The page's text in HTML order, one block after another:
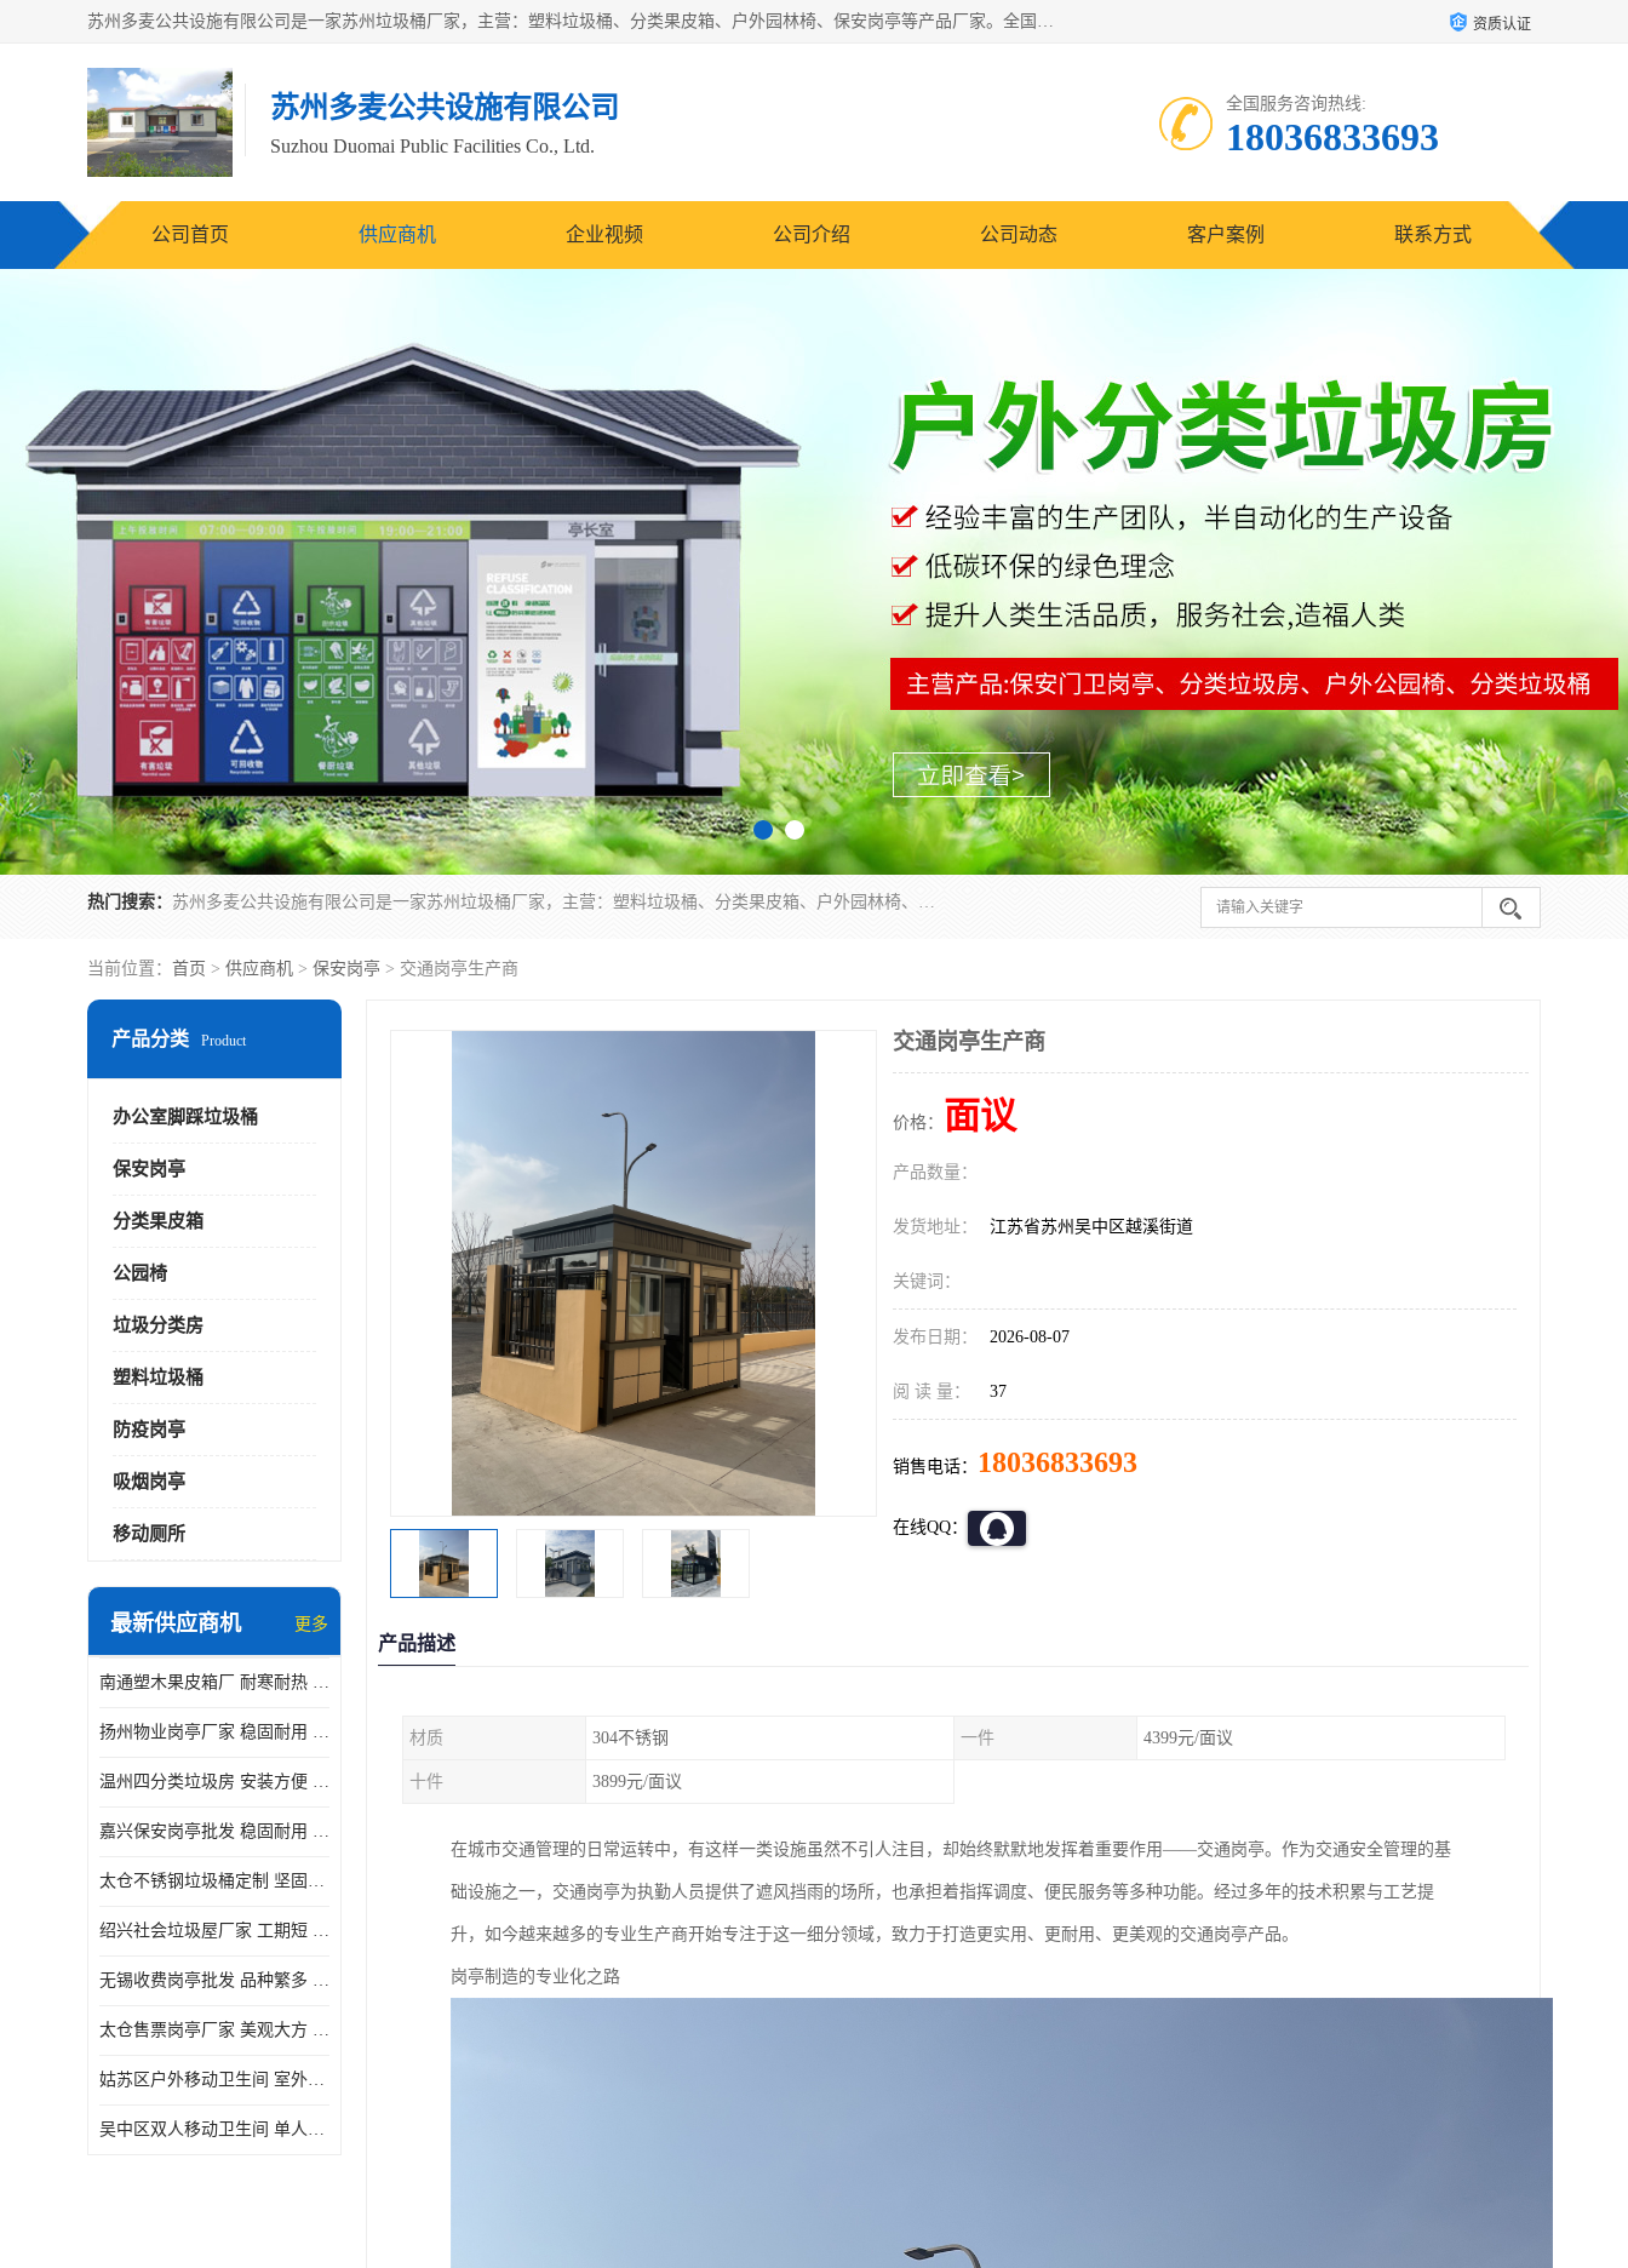
苏州多麦公共设施有限公司是一家苏州垃圾桶厂家，主营：塑料垃圾桶、分类果皮箱、户外园林椅、保安岗亭等产品厂家。全国统一热线电话：17105580222。公司组建完善的团队。设计人员，能根据客户要求，提供适合的设计方案，来满足客户的需求。 资质认证
苏州多麦公共设施有限公司
Suzhou Duomai Public Facilities Co., Ltd.
全国服务咨询热线:
18036833693
公司首页 供应商机 企业视频 公司介绍 公司动态 客户案例 联系方式
热门搜索： 苏州多麦公共设施有限公司是一家苏州垃圾桶厂家，主营：塑料垃圾桶、分类果皮箱、户外园林椅、保安岗亭等产品厂家。全国统一热线电话：17105580222。公司组建完善的团队。设计人员，能根据客户要求，提供适合的设计方案，来满足客户的需求。
当前位置： 首页 > 供应商机 > 保安岗亭 > 交通岗亭生产商
产品分类 Product
办公室脚踩垃圾桶
保安岗亭
分类果皮箱
公园椅
垃圾分类房
塑料垃圾桶
防疫岗亭
吸烟岗亭
移动厕所
最新供应商机 更多
南通塑木果皮箱厂 耐寒耐热 设计美观简洁
扬州物业岗亭厂家 稳固耐用 适用多场合
温州四分类垃圾房 安装方便 可移动位置且方便
嘉兴保安岗亭批发 稳固耐用 使用价值高
太仓不锈钢垃圾桶定制 坚固耐用 绝缘性能好
绍兴社会垃圾屋厂家 工期短 便于居民集中投放
无锡收费岗亭批发 品种繁多 适用多场合
太仓售票岗亭厂家 美观大方 使用寿命长
姑苏区户外移动卫生间 室外临时单人厕所供应厂家
吴中区双人移动卫生间 单人厕所供应厂家
交通岗亭生产商
价格： 面议
产品数量：
发货地址： 江苏省苏州吴中区越溪街道
关键词：
发布日期： 2026-08-07
阅 读 量： 37
销售电话： 18036833693
在线QQ：
产品描述
材质 304不锈钢 一件 4399元/面议
十件 3899元/面议
在城市交通管理的日常运转中，有这样一类设施虽然不引人注目，却始终默默地发挥着重要作用——交通岗亭。作为交通安全管理的基
础设施之一，交通岗亭为执勤人员提供了遮风挡雨的场所，也承担着指挥调度、便民服务等多种功能。经过多年的技术积累与工艺提
升，如今越来越多的专业生产商开始专注于这一细分领域，致力于打造更实用、更耐用、更美观的交通岗亭产品。
岗亭制造的专业化之路